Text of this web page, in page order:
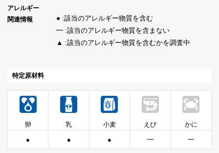
アレルギー
関連情報
● :該当のアレルギー物質を含む
━ :該当のアレルギー物質を含まない
▲ :該当のアレルギー物質を含むかを調査中
特定原材料
卵
●
乳
●
小麦
●
えび
━
かに
━